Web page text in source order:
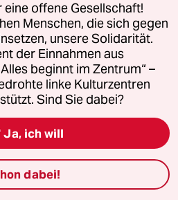
offene Gesellschaft!
Menschen, die sich gegen
unsere Solidarität.
der Einnahmen aus
beginnt im Zentrum“ –
linke Kulturzentren
Sind Sie dabei?
Ja, ich will
dabei!